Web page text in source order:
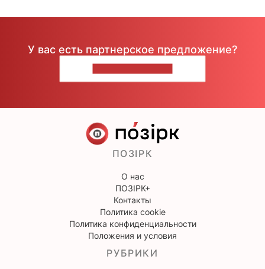
У вас есть партнерское предложение?
ПОЗІРК
О нас
ПОЗІРК+
Контакты
Политика cookie
Политика конфиденциальности
Положения и условия
РУБРИКИ